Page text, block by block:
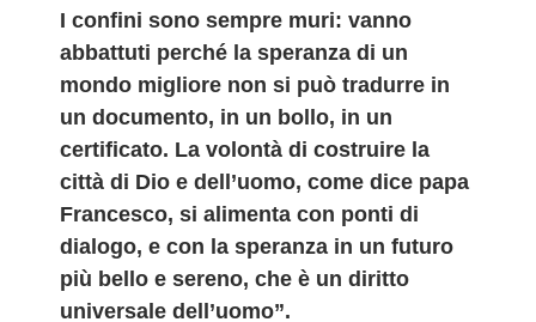
I confini sono sempre muri: vanno
abbattuti perché la speranza di un
mondo migliore non si può tradurre in
un documento, in un bollo, in un
certificato. La volontà di costruire la
città di Dio e dell’uomo, come dice papa
Francesco, si alimenta con ponti di
dialogo, e con la speranza in un futuro
più bello e sereno, che è un diritto
universale dell’uomo”.